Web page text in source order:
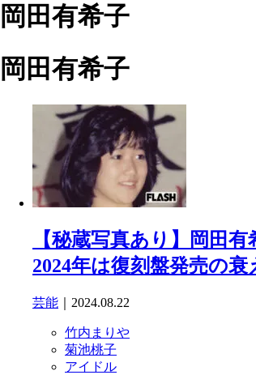
岡田有希子
岡田有希子
【秘蔵写真あり】岡田
2024年は復刻盤発売の衰
芸能 ｜2024.08.22
竹内まりや
菊池桃子
アイドル